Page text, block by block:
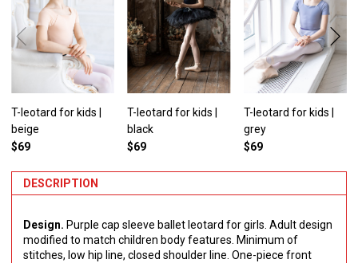
T-leotard for kids |
beige
$69
T-leotard for kids |
black
$69
T-leotard for kids |
grey
$69
DESCRIPTION
Design. Purple cap sleeve ballet leotard for girls. Adult design
modified to match children body features. Minimum of
stitches, low hip line, closed shoulder line. One-piece front